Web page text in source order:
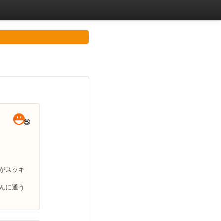
スッキ
に通う